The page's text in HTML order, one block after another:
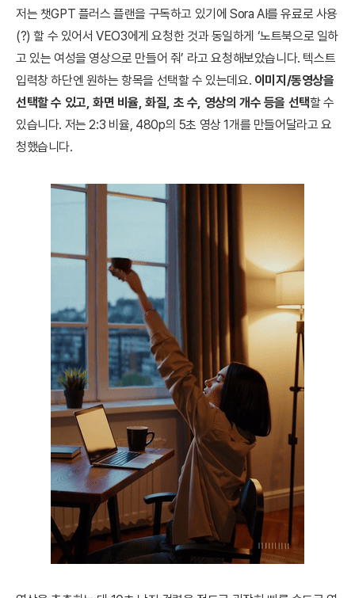
저는 챗GPT 플러스 플랜을 구독하고 있기에 Sora AI를 유료로 사용
(?) 할 수 있어서 VEO3에게 요청한 것과 동일하게 ‘노트북으로 일하
고 있는 여성을 영상으로 만들어 줘’ 라고 요청해보았습니다. 텍스트
입력창 하단엔 원하는 항목을 선택할 수 있는데요. 이미지/동영상을
선택할 수 있고, 화면 비율, 화질, 초 수, 영상의 개수 등을 선택할 수
있습니다. 저는 2:3 비율, 480p의 5초 영상 1개를 만들어달라고 요
청했습니다.